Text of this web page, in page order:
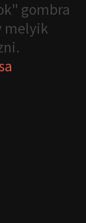
gombra
melyik